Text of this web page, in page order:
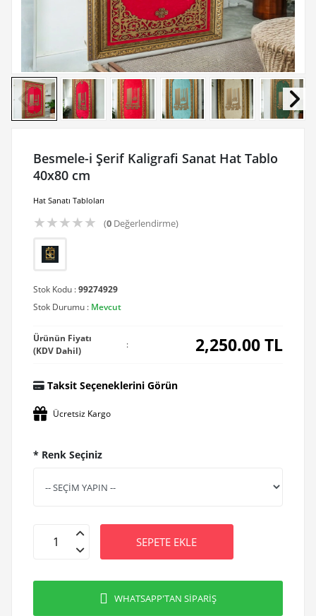
Besmele-i Şerif Kaligrafi Sanat Hat Tablo
40x80 cm
Hat Sanatı Tabloları
★★★★★ (0Değerlendirme)
Stok Kodu :99274929
Stok Durumu : Mevcut
Ürünün Fiyatı
(KDV Dahil)
: 2,250.00TL
Taksit Seçeneklerini Görün
Ücretsiz Kargo
* Renk Seçiniz
SEPETE EKLE
WHATSAPP'TAN SİPARİŞ